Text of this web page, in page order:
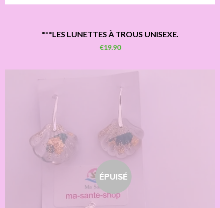
***LES LUNETTES À TROUS UNISEXE.
€19.90
ÉPUISÉ